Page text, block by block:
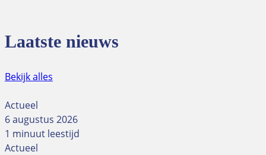
Laatste nieuws
Bekijk alles
Actueel
6 augustus 2026
1 minuut leestijd
Actueel